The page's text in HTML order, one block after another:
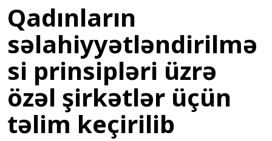
Qadınların
səlahiyyətləndirilmə
si prinsipləri üzrə
özəl şirkətlər üçün
təlim keçirilib